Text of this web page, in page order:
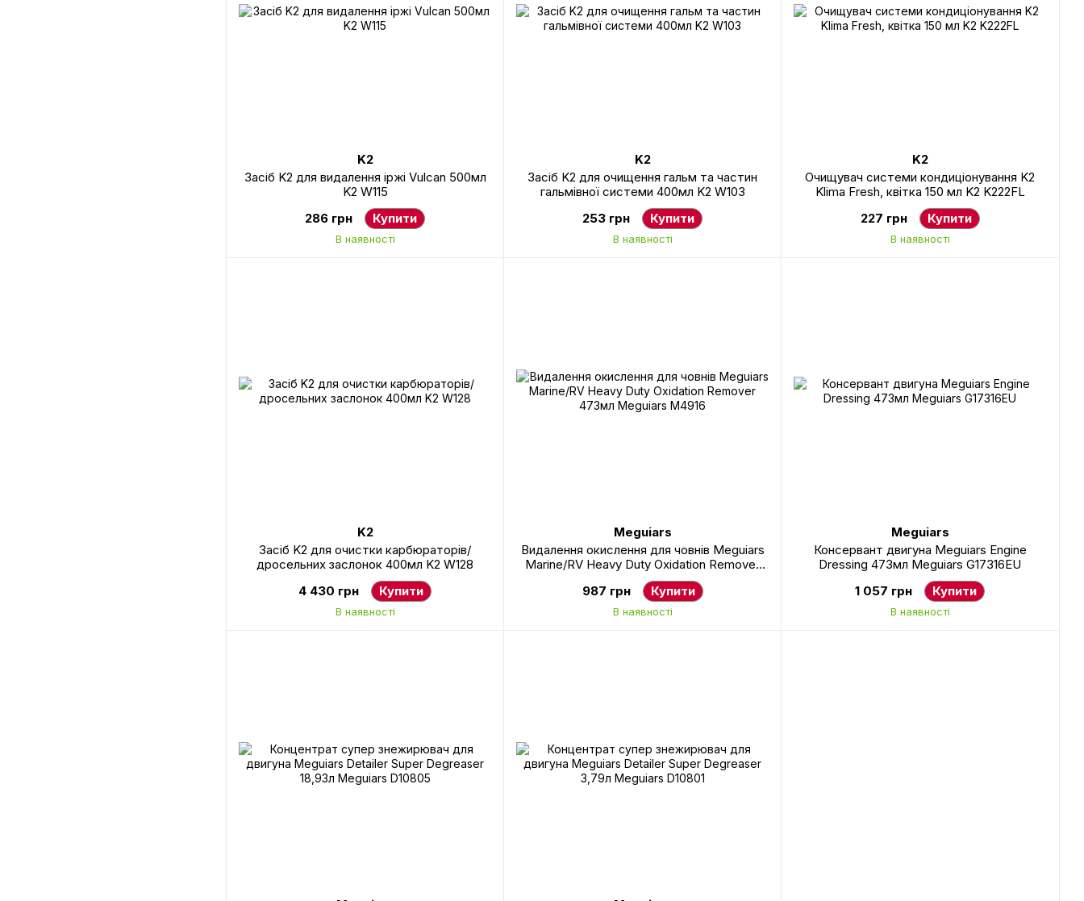
K2
Засіб K2 для видалення іржі Vulcan 500мл
K2 W115
286 грн
Купити
В наявності
K2
Засіб K2 для очищення гальм та частин
гальмівної системи 400мл K2 W103
253 грн
Купити
В наявності
K2
Очищувач системи кондиціонування K2
Klima Fresh, квітка 150 мл K2 K222FL
227 грн
Купити
В наявності
K2
Засіб K2 для очистки карбюраторів/
дросельних заслонок 400мл K2 W128
4 430 грн
Купити
В наявності
Meguiars
Видалення окислення для човнів Meguiars
Marine/RV Heavy Duty Oxidation Remover
473мл Meguiars M4916
987 грн Купити
В наявності
Meguiars
Консервант двигуна Meguiars Engine
Dressing 473мл Meguiars G17316EU
1 057 грн
Купити
В наявності